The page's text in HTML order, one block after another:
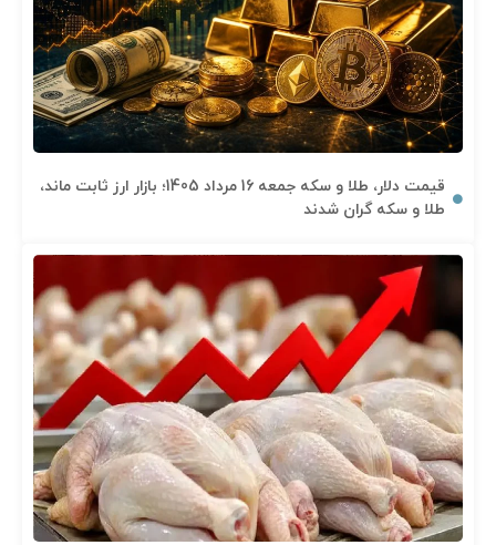
قیمت دلار، طلا و سکه جمعه 16 مرداد 1405؛ بازار ارز ثابت ماند،
طلا و سکه گران شدند